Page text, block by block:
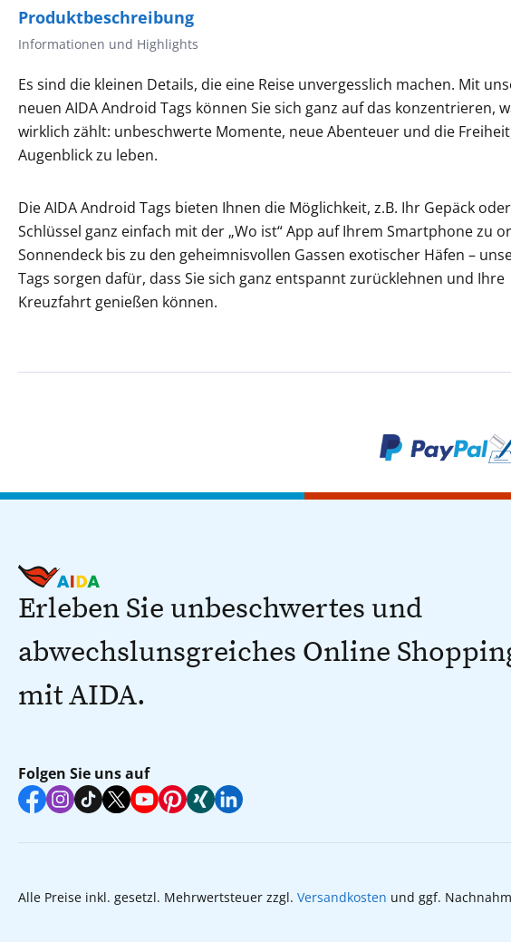
Produktbeschreibung
Informationen und Highlights
Es sind die kleinen Details, die eine Reise unvergesslich machen. Mit
neuen AIDA Android Tags können Sie sich ganz auf das konzentrieren,
wirklich zählt: unbeschwerte Momente, neue Abenteuer und die
Augenblick zu leben.
Die AIDA Android Tags bieten Ihnen die Möglichkeit, z.B. Ihr Gepäck
Schlüssel ganz einfach mit der „Wo ist“ App auf Ihrem Smartphone zu
Sonnendeck bis zu den geheimnisvollen Gassen exotischer Häfen –
Tags sorgen dafür, dass Sie sich ganz entspannt zurücklehnen und Ihre
Kreuzfahrt genießen können.
Erleben Sie unbeschwertes und
abwechslunsgreiches Online
mit AIDA.
Folgen Sie uns auf
Alle Preise inkl. gesetzl. Mehrwertsteuer zzgl. Versandkosten und ggf.